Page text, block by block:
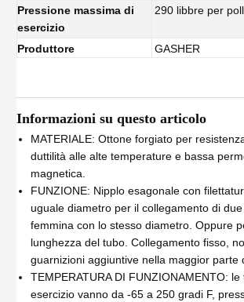
Pressione massima di
esercizio
290 libbre per
Produttore GASHER
Informazioni su questo articolo
MATERIALE: Ottone forgiato per
duttilità alle alte temperature e bassa
magnetica.
FUNZIONE: Nipplo esagonale con
uguale diametro per il collegamento di
femmina con lo stesso diametro. Oppure
lunghezza del tubo. Collegamento fisso,
guarnizioni aggiuntive nella maggior parte
TEMPERATURA DI FUNZIONAMENTO:
esercizio vanno da -65 a 250 gradi F,